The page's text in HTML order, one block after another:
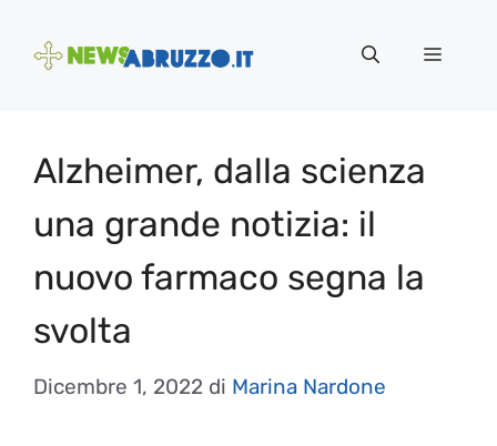
Menu
Alzheimer, dalla scienza
una grande notizia: il
nuovo farmaco segna la
svolta
Dicembre 1, 2022 di Marina Nardone